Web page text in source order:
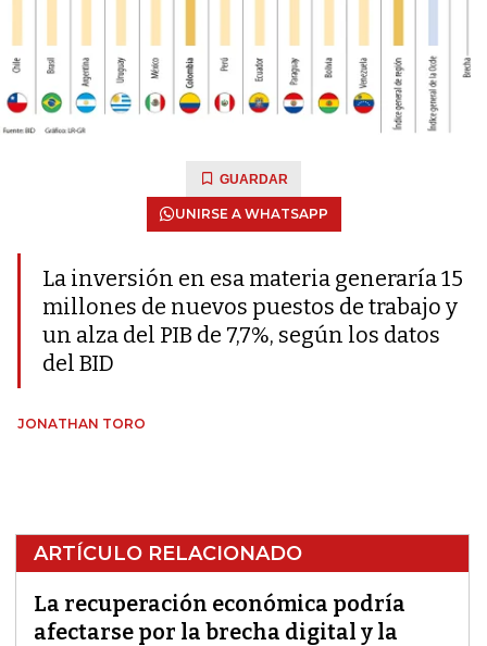
GUARDAR
UNIRSE A WHATSAPP
La inversión en esa materia generaría 15
millones de nuevos puestos de trabajo y
un alza del PIB de 7,7%, según los datos
del BID
JONATHAN TORO
ARTÍCULO RELACIONADO
La recuperación económica podría
afectarse por la brecha digital y la